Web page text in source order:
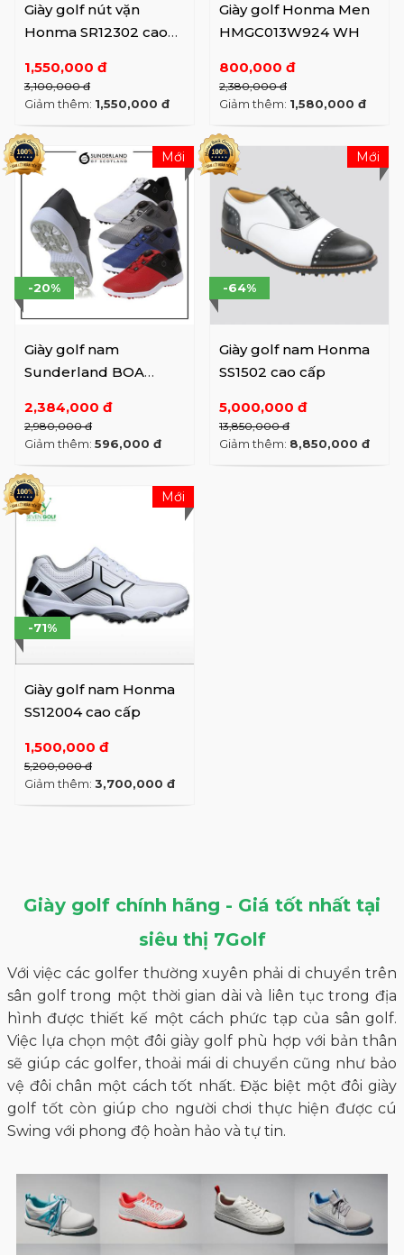
Giày golf nút vặn
Honma SR12302 cao
1,550,000 đ
3,100,000 đ
Giảm thêm: 1,550,000 đ
Giày golf Honma Men
HMGC013W924 WH
800,000 đ
2,380,000 đ
Giảm thêm: 1,580,000 đ
Giày golf nam
Sunderland BOA
2,384,000 đ
2,980,000 đ
-20%
Giảm thêm: 596,000 đ
Mới
Giày golf nam Honma
SS1502 cao cấp
5,000,000 đ
13,850,000 đ
-64%
Giảm thêm: 8,850,000 đ
Mới
Giày golf nam Honma
SS12004 cao cấp
1,500,000 đ
5,200,000 đ
-71%
Giảm thêm: 3,700,000 đ
Mới
Giày golf chính hãng - Giá tốt nhất tại
siêu thị 7Golf
Với việc các golfer thường xuyên phải di chuyển trên
sân golf trong một thời gian dài và liên tục trong địa
hình được thiết kế một cách phức tạp của sân golf.
Việc lựa chọn một đôi giày golf phù hợp với bản thân
sẽ giúp các golfer, thoải mái di chuyển cũng như bảo
vệ đôi chân một cách tốt nhất. Đặc biệt một đôi giày
golf tốt còn giúp cho người chơi thực hiện được cú
Swing với phong độ hoàn hảo và tự tin.